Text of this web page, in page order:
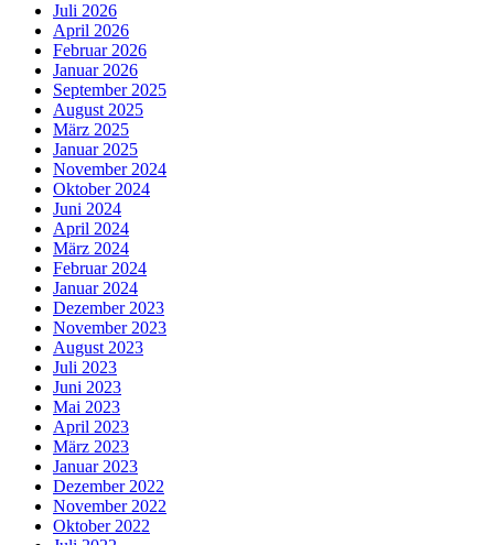
Juli 2026
April 2026
Februar 2026
Januar 2026
September 2025
August 2025
März 2025
Januar 2025
November 2024
Oktober 2024
Juni 2024
April 2024
März 2024
Februar 2024
Januar 2024
Dezember 2023
November 2023
August 2023
Juli 2023
Juni 2023
Mai 2023
April 2023
März 2023
Januar 2023
Dezember 2022
November 2022
Oktober 2022